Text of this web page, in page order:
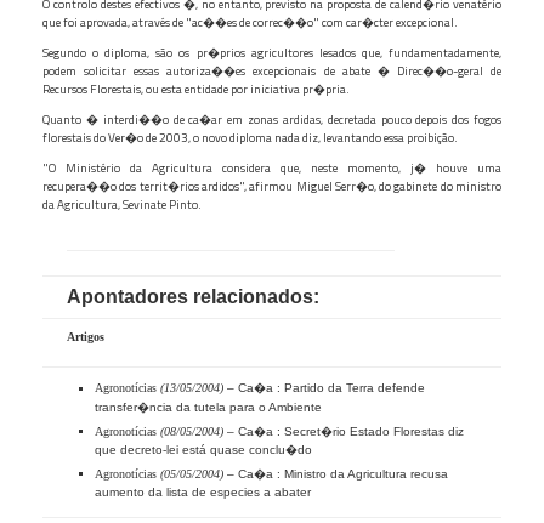
O controlo destes efectivos �, no entanto, previsto na proposta de calend�rio venatério
que foi aprovada, através de "ac��es de correc��o" com car�cter excepcional.
Segundo o diploma, são os pr�prios agricultores lesados que, fundamentadamente,
podem solicitar essas autoriza��es excepcionais de abate � Direc��o-geral de
Recursos Florestais, ou esta entidade por iniciativa pr�pria.
Quanto � interdi��o de ca�ar em zonas ardidas, decretada pouco depois dos fogos
florestais do Ver�o de 2003, o novo diploma nada diz, levantando essa proibição.
"O Ministério da Agricultura considera que, neste momento, j� houve uma
recupera��o dos territ�rios ardidos", afirmou Miguel Serr�o, do gabinete do ministro
da Agricultura, Sevinate Pinto.
Apontadores relacionados:
Artigos
Agronotícias (13/05/2004) – Ca�a : Partido da Terra defende
transfer�ncia da tutela para o Ambiente
Agronotícias (08/05/2004) – Ca�a : Secret�rio Estado Florestas diz
que decreto-lei está quase conclu�do
Agronotícias (05/05/2004) – Ca�a : Ministro da Agricultura recusa
aumento da lista de especies a abater